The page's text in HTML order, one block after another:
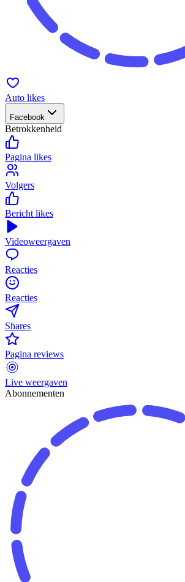
Auto likes
Facebook
Betrokkenheid
Pagina likes
Volgers
Bericht likes
Videoweergaven
Reacties
Reacties
Shares
Pagina reviews
Live weergaven
Abonnementen